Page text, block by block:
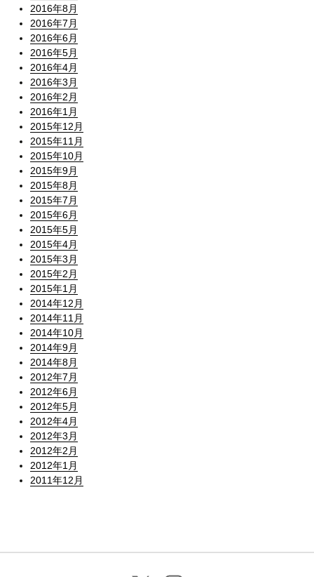
2016年8月
2016年7月
2016年6月
2016年5月
2016年4月
2016年3月
2016年2月
2016年1月
2015年12月
2015年11月
2015年10月
2015年9月
2015年8月
2015年7月
2015年6月
2015年5月
2015年4月
2015年3月
2015年2月
2015年1月
2014年12月
2014年11月
2014年10月
2014年9月
2014年8月
2012年7月
2012年6月
2012年5月
2012年4月
2012年3月
2012年2月
2012年1月
2011年12月